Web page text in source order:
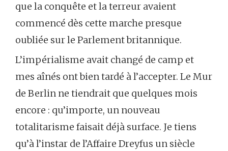
que la conquête et la terreur avaient
commencé dès cette marche presque
oubliée sur le Parlement britannique.
L’impérialisme avait changé de camp et
mes aînés ont bien tardé à l’accepter. Le Mur
de Berlin ne tiendrait que quelques mois
encore : qu’importe, un nouveau
totalitarisme faisait déjà surface. Je tiens
qu’à l’instar de l’Affaire Dreyfus un siècle